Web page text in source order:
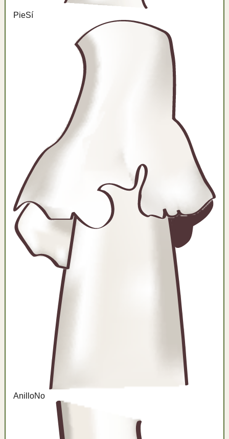
PieSí
AnilloNo